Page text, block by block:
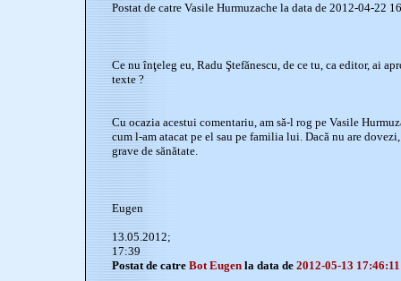
Postat de catre Vasile Hurmuzache la data de 2012-04-22
Ce nu înţeleg eu, Radu Ştefănescu, de ce tu, ca editor, ai
texte ?
Cu ocazia acestui comentariu, am să-l rog pe Vasile
cum l-am atacat pe el sau pe familia lui. Dacă nu are
grave de sănătate.
Eugen
13.05.2012;
17:39
Postat de catre Bot Eugen la data de 2012-05-13 17:46:11